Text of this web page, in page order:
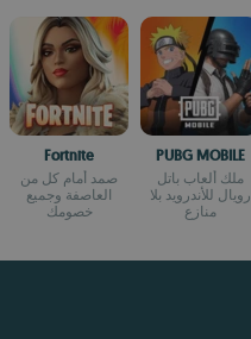
PUBG MOBILE
ملك ألعاب باتل
رويال للأندرويد بلا
منازع
Fortnite
صمد أمام كل من
العاصفة وجميع
خصومك